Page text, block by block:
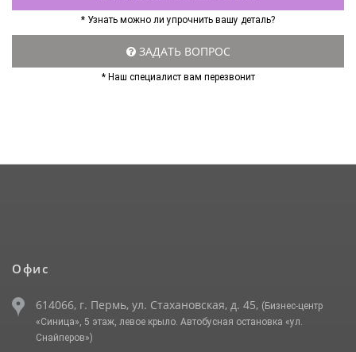
* Узнать можно ли упрочнить вашу деталь?
ЗАДАТЬ ВОПРОС
* Наш специалист вам перезвонит
Офис
614066, г. Пермь, ул. Стахановская, д. 45, (Бизнес-центр
«Синица», 5 этаж, левое крыло. Автобусная остановка «ул.
Снайперов»)